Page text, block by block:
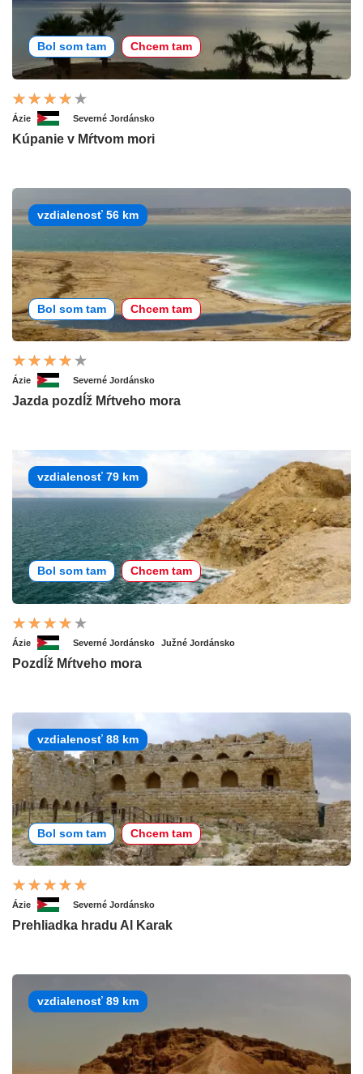
Bol som tam Chcem tam
Ázie Severné Jordánsko
Kúpanie v Mŕtvom mori
vzdialenosť 56 km
Bol som tam Chcem tam
Ázie Severné Jordánsko
Jazda pozdĺž Mŕtveho mora
vzdialenosť 79 km
Bol som tam Chcem tam
Ázie Severné Jordánsko Južné Jordánsko
Pozdĺž Mŕtveho mora
vzdialenosť 88 km
Bol som tam Chcem tam
Ázie Severné Jordánsko
Prehliadka hradu Al Karak
vzdialenosť 89 km